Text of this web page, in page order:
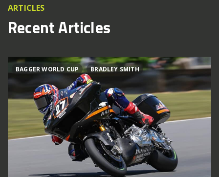
ARTICLES
Recent Articles
BAGGER WORLD CUP BRADLEY SMITH